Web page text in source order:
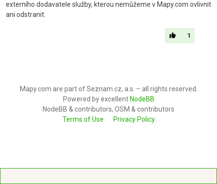
externího dodavatele služby, kterou nemůžeme v Mapy.com ovlivnit
ani odstranit.
1
Mapy.com are part of Seznam.cz, a.s. – all rights reserved.
Powered by excellent NodeBB
NodeBB & contributors, OSM & contributors
Terms of Use
Privacy Policy